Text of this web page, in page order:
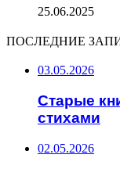
25.06.2025
ПОСЛЕДНИЕ
03.05.2026
Старые
стихами
02.05.2026